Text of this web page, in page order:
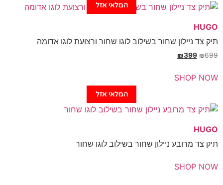
המלאי אזל
המלאי אזל
ניילון שחור בשילוב לוגו שחור ורצועת לוגו אדומה
₪
₪399
SHOP
מרובע ניילון שחור בשילוב לוגו שחור
SHOP